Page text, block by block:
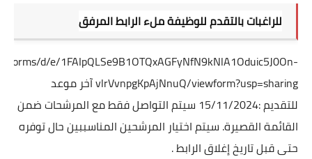
للراغبات بالتقدم للوظيفة ملء الرابط المرفق
forms/d/e/1FAIpQLSe9B1OTQxAGFyNfN9kNlA1Oduic5J0On-
vlrVvnpgKpAjNnuQ/viewform?usp=sharingآخر موعد
للتقديم :15/11/2024 سيتم التواصل فقط مع المرشحات ضمن
القائمة القصيرة. سيتم اختيار المرشحين المناسببين حال توفره
حتى قبل تاريخ إغلاق الرابط .